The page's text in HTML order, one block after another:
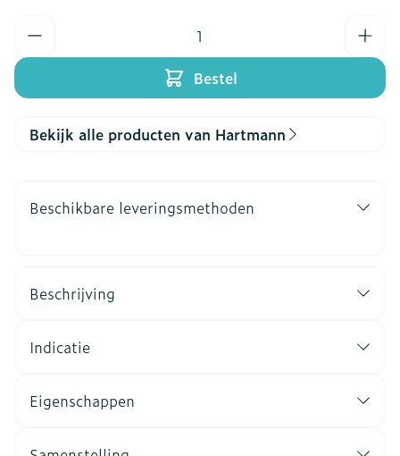
Bestel
Bekijk alle producten van Hartmann
Beschikbare leveringsmethoden
Beschrijving
Indicatie
Eigenschappen